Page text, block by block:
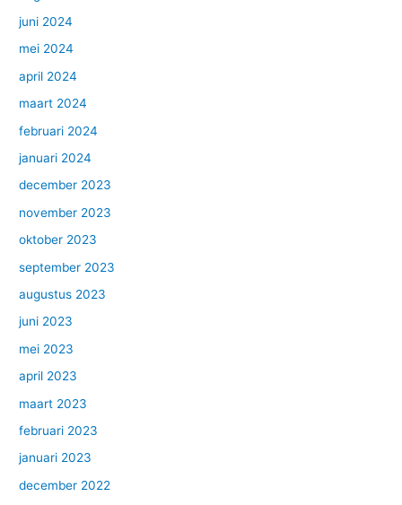
juni 2024
mei 2024
april 2024
maart 2024
februari 2024
januari 2024
december 2023
november 2023
oktober 2023
september 2023
augustus 2023
juni 2023
mei 2023
april 2023
maart 2023
februari 2023
januari 2023
december 2022